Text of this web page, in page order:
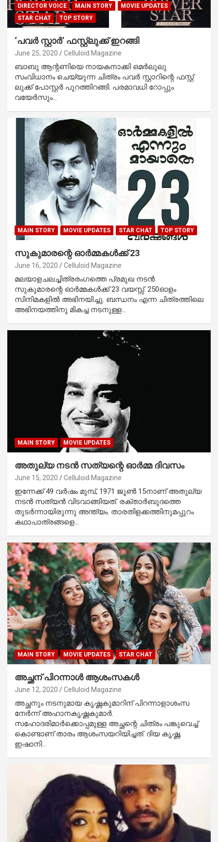
DIRECTOR VOICE MAIN STORY
MOVIE UPDATES
STAR CHAT
TOP STORY
‘പവര്‍ സ്റ്റാര്‍’ ഫസ്റ്റ്‌ലുക്ക് ഇറങ്ങി
June 25, 2020 Celluloid Magazine
ബാബു ആന്റണിയെ നായകനാക്കി ഒമര്‍ലുലു
സംവിധാനം ചെയ്യുന്ന ചിത്രം പവര്‍ സ്റ്റാറിന്റെ ഫസ്റ്റ്
ലുക്ക് പോസ്റ്റര്‍ പുറത്തിറങ്ങി. പരമാവധി റോപ്പും
വയേര്‍സും…
MAIN STORY MOVIE UPDATES STAR CHAT TOP STORY
സുകുമാരന്റെ ഓര്‍മ്മകള്‍ക്ക് 23
June 16, 2020 Celluloid Magazine
മലയാളചലച്ചിത്രരംഗത്തെ പ്രമുഖ നടന്‍
സുകുമാരന്റെ ഓര്‍മ്മകള്‍ക്ക് 23 വയസ്സ്. 250ഓളം
സിനിമകളില്‍ അഭിനയിച്ചു. ബന്ധനം എന്ന ചിത്രത്തിലെ
അഭിനയത്തിനു മികച്ച നടനുള്ള…
MAIN STORY MOVIE UPDATES
അതുല്യ നടന്‍ സത്യന്റെ ഓര്‍മ്മ ദിവസം
June 15, 2020 Celluloid Magazine
ഇന്നേക്ക് 49 വര്‍ഷം മുമ്പ്, 1971 ജൂണ്‍ 15നാണ് അതുല്യ
നടന്‍ സത്യന്‍ വിടവാങ്ങിയത്. രക്താര്‍ബുദത്തെ
തുടര്‍ന്നായിരുന്നു അന്ത്യം. താരതിളക്കത്തിനുമപ്പുറം
കഥാപാത്രങ്ങളെ…
MAIN STORY MOVIE UPDATES STAR CHAT
അച്ഛന് പിറന്നാള്‍ ആശംസകള്‍
June 12, 2020 Celluloid Magazine
അച്ഛനും നടനുമായ കൃഷ്ണകുമാറിന് പിറന്നാളാശംസ
നേര്‍ന്ന് അഹാനകൃഷ്ണകുമാര്‍.
സഹോദരിമാര്‍ക്കൊപ്പമുള്ള അച്ഛന്റെ ചിത്രം പങ്കുവെച്ച്
കൊണ്ടാണ് താരം ആശംസയറിയിച്ചത്. ദിയ കൃഷ്ണ,
ഇഷാനി…